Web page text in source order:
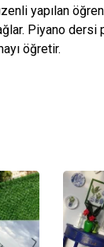
yapılan
Piyano
öğretir.